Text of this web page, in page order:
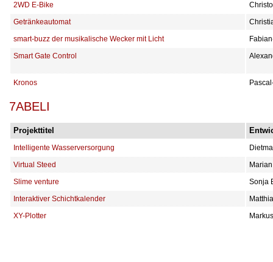
2WD E-Bike
Getränkeautomat
smart-buzz der musikalische Wecker mit Licht
Smart Gate Control
Kronos
7ABELI
Projekttitel
Intelligente Wasserversorgung
Virtual Steed
Slime venture
Sonja
Interaktiver Schichtkalender
XY-Plotter